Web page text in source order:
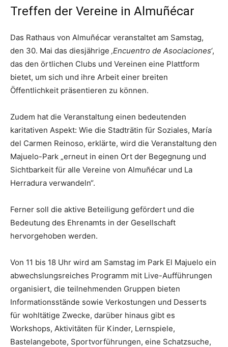
Treffen der Vereine in Almuñécar
Das Rathaus von Almuñécar veranstaltet am Samstag,
den 30. Mai das diesjährige ‚Encuentro de Asociaciones‘,
das den örtlichen Clubs und Vereinen eine Plattform
bietet, um sich und ihre Arbeit einer breiten
Öffentlichkeit präsentieren zu können.
Zudem hat die Veranstaltung einen bedeutenden
karitativen Aspekt: ​​Wie die Stadträtin für Soziales, María
del Carmen Reinoso, erklärte, wird die Veranstaltung den
Majuelo-Park „erneut in einen Ort der Begegnung und
Sichtbarkeit für alle Vereine von Almuñécar und La
Herradura verwandeln“.
Ferner soll die aktive Beteiligung gefördert und die
Bedeutung des Ehrenamts in der Gesellschaft
hervorgehoben werden.
Von 11 bis 18 Uhr wird am Samstag im Park El Majuelo ein
abwechslungsreiches Programm mit Live-Aufführungen
organisiert, die teilnehmenden Gruppen bieten
Informationsstände sowie Verkostungen und Desserts
für wohltätige Zwecke, darüber hinaus gibt es
Workshops, Aktivitäten für Kinder, Lernspiele,
Bastelangebote, Sportvorführungen, eine Schatzsuche,